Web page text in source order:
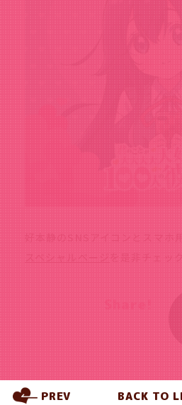
好本静のSNSアイコンとスマホ
スペシャルページ を是非チェッ
PREV BACK TO